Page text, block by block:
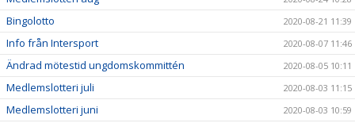
Bingolotto 2020-08-21 11:39
Info från Intersport 2020-08-07 11:46
Ändrad mötestid ungdomskommittén 2020-08-05 10:11
Medlemslotteri juli 2020-08-03 11:15
Medlemslotteri juni 2020-08-03 10:59